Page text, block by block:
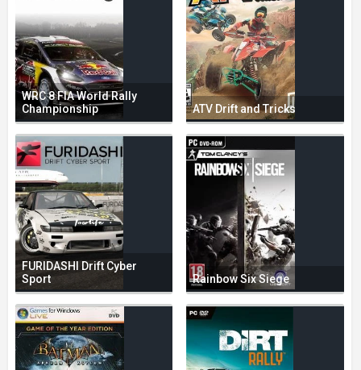
WRC 8 FIA World Rally
Championship
ATV Drift and Tricks
FURIDASHI Drift Cyber
Sport
Rainbow Six Siege